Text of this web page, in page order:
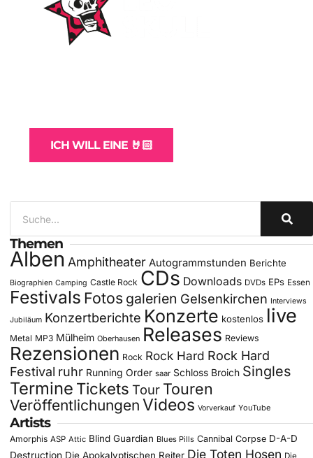
ICH WILL EINE 🤘🏻
Themen
Alben Amphitheater Autogrammstunden Berichte
Biographien Camping Castle Rock CDs Downloads DVDs EPs Essen
Festivals Fotos galerien Gelsenkirchen Interviews
Jubiläum Konzertberichte Konzerte kostenlos live
Metal MP3 Mülheim Oberhausen Releases Reviews
Rezensionen Rock Rock Hard Rock Hard
Festival ruhr Running Order saar Schloss Broich Singles
Termine Tickets Tour Touren
Veröffentlichungen Videos Vorverkauf YouTube
Artists
Amorphis ASP Attic Blind Guardian Blues Pills Cannibal Corpse D-A-D
Destruction Die Apokalyptischen Reiter Die Toten Hosen Die